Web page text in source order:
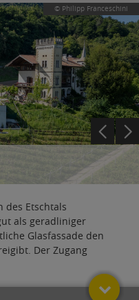
© Philipp Franceschini
des Etschtals
als geradliniger
Glasfassade den
Der Zugang